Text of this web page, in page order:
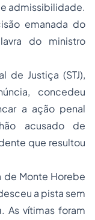
admissibilidade.
emanada do
do ministro
de Justiça (STJ),
concedeu
a ação penal
acusado de
que resultou
de Monte Horebe
a pista sem
As vítimas foram